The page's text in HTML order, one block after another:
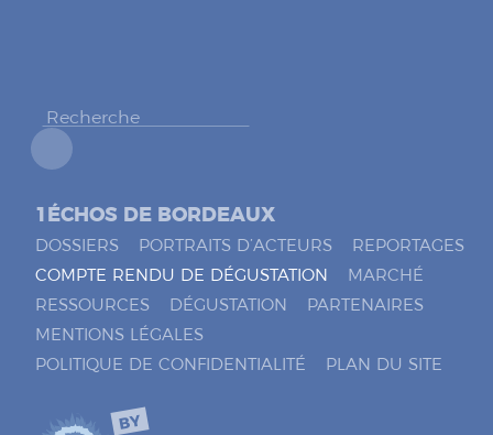
1ÉCHOS DE BORDEAUX
DOSSIERS PORTRAITS D’ACTEURS
REPORTAGES
COMPTE RENDU DE DÉGUSTATION
MARCHÉ
RESSOURCES
DÉGUSTATION
PARTENAIRES
MENTIONS LÉGALES
POLITIQUE DE CONFIDENTIALITÉ
PLAN DU SITE
BY